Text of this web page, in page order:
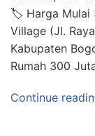
🏷 Harga Mulai
Village (Jl.
Kabupaten
Rumah 300
Continue